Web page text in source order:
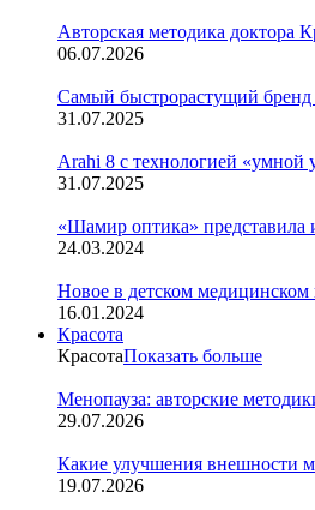
Авторская методика доктора
06.07.2026
Cамый быстрорастущий бренд
31.07.2025
Arahi 8 c технологией
31.07.2025
«Шамир оптика» представила
24.03.2024
Новое в детском
16.01.2024
Красота
КрасотаПоказать больше
Менопауза: авторские
29.07.2026
Какие улучшения внешности
19.07.2026